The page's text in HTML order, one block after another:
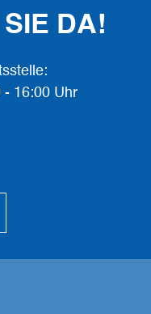
DA!
- 16:00 Uhr